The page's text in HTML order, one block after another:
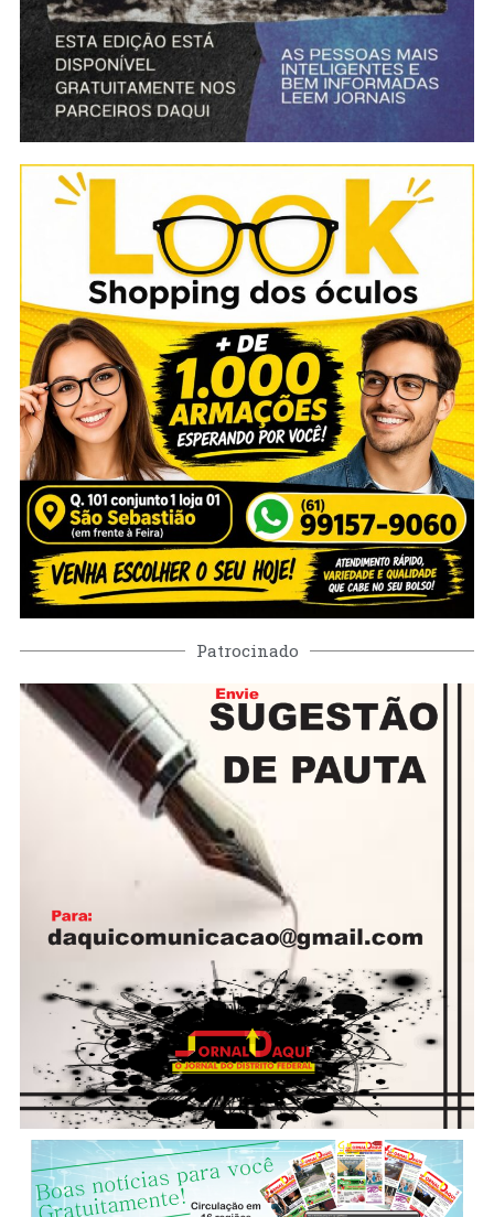
Patrocinado